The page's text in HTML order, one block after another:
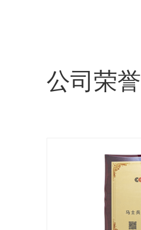
公司荣誉